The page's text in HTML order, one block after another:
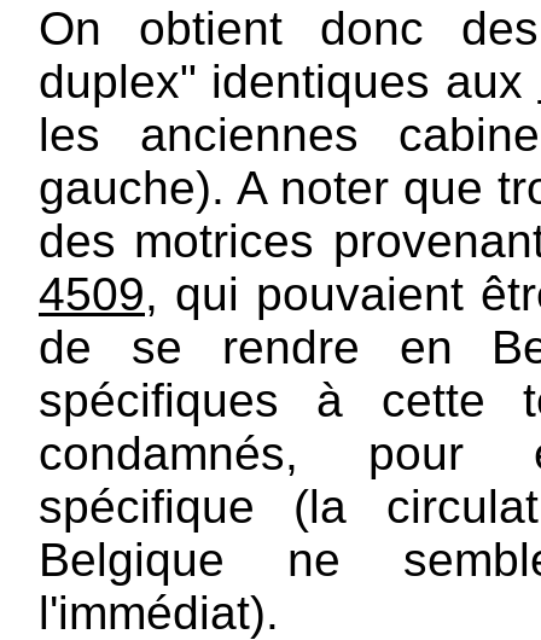
On obtient donc
duplex" identiques aux
les anciennes
gauche). A noter que
des motrices
4509, qui pouvaient
de se rendre en
spécifiques à cette
condamnés, pour
spécifique (la
Belgique ne
l'immédiat).